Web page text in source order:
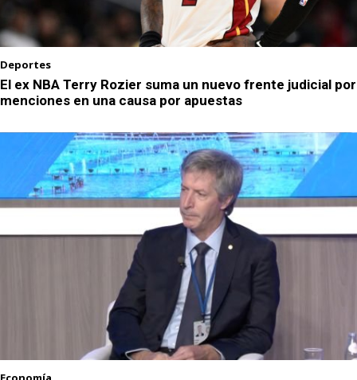
Deportes
El ex NBA Terry Rozier suma un nuevo frente judicial por
menciones en una causa por apuestas